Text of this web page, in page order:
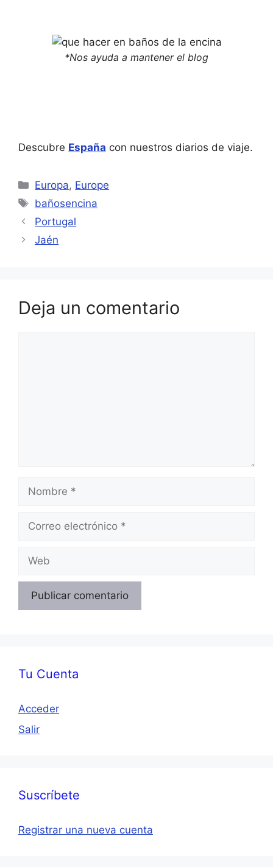
*Nos ayuda a mantener el blog
Descubre España con nuestros diarios de viaje.
Categorías
Europa, Europe
Etiquetas
bañosencina
Portugal
Jaén
Deja un comentario
Nombre
Correo
Web
Tu Cuenta
Acceder
Salir
Suscríbete
Registrar una nueva cuenta